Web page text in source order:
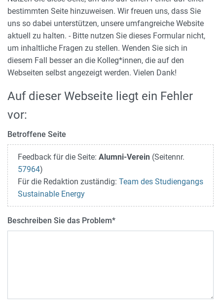
bestimmten Seite hinzuweisen. Wir freuen uns, dass Sie
uns so dabei unterstützen, unsere umfangreiche Website
aktuell zu halten. - Bitte nutzen Sie dieses Formular nicht,
um inhaltliche Fragen zu stellen. Wenden Sie sich in
diesem Fall besser an die Kolleg*innen, die auf den
Webseiten selbst angezeigt werden. Vielen Dank!
Auf dieser Webseite liegt ein Fehler
vor:
Betroffene Seite
Feedback für die Seite: Alumni-Verein (Seitennr.
57964)
Für die Redaktion zuständig: Team des Studiengangs
Sustainable Energy
Beschreiben Sie das Problem*